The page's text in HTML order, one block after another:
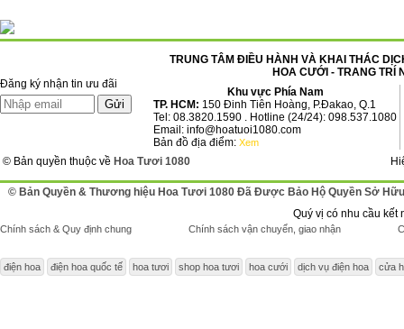
Đăng ký nhận tin ưu đãi
TRUNG TÂM ĐIỀU HÀNH VÀ KHAI THÁC
HOA CƯỚI - TRANG TRÍ
Khu vực Phía Nam
TP. HCM: 150 Đinh Tiên Hoàng, P.Đakao, Q.1
Tel: 08.3820.1590 . Hotline (24/24): 098.537.1080
Email: info@hoatuoi1080.com
Bản đồ địa điểm: Xem
© Bản quyền thuộc về Hoa Tươi 1080
© Bản Quyền & Thương hiệu Hoa Tươi 1080 Đã Được Bảo Hộ Quyền Sở Hữu
Quý vị có nhu cầu kết
Chính sách & Quy định chung Chính sách vận chuyển, giao nhận
điện hoa điện hoa quốc tế hoa tươi shop hoa tươi hoa cưới dịch vụ điện hoa cửa